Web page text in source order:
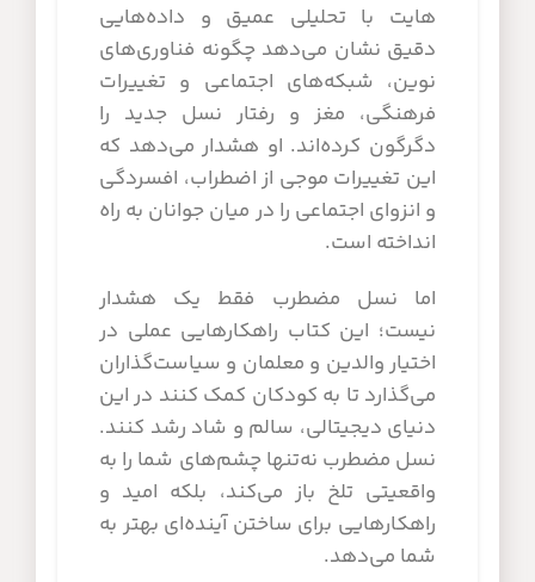
هایت با تحلیلی عمیق و داده‌هایی
دقیق نشان می‌دهد چگونه فناوری‌های
نوین، شبکه‌های اجتماعی و تغییرات
فرهنگی، مغز و رفتار نسل جدید را
دگرگون کرده‌اند. او هشدار می‌دهد که
این تغییرات موجی از اضطراب، افسردگی
و انزوای اجتماعی را در میان جوانان به راه
انداخته است.
اما نسل مضطرب فقط یک هشدار
نیست؛ این کتاب راهکارهایی عملی در
اختیار والدین و معلمان و سیاست‌گذاران
می‌گذارد تا به کودکان کمک کنند در این
دنیای دیجیتالی، سالم و شاد رشد کنند.
نسل مضطرب نه‌تنها چشم‌های شما را به
واقعیتی تلخ باز می‌کند، بلکه امید و
راهکارهایی برای ساختن آینده‌ای بهتر به
شما می‌دهد.